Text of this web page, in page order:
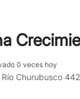
0 veces hoy
Río Churubusco